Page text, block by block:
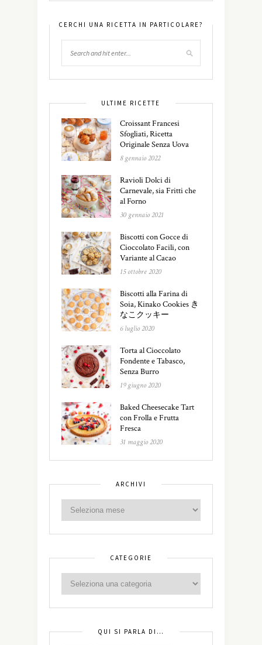
CERCHI UNA RICETTA IN PARTICOLARE?
ULTIME RICETTE
Croissant Francesi
Sfogliati, Ricetta
Originale Senza Uova
8 gennaio 2022
Ravioli Dolci di
Carnevale, sia Fritti che
al Forno
30 gennaio 2021
Biscotti con Gocce di
Cioccolato Facili, con
Variante al Cacao
15 ottobre 2020
Biscotti alla Farina di
Soia, Kinako Cookies き
なこクッキー
6 luglio 2020
Torta al Cioccolato
Fondente e Tabasco,
Senza Burro
19 giugno 2020
Baked Cheesecake Tart
con Frolla e Frutta
Fresca
31 maggio 2020
ARCHIVI
CATEGORIE
QUI SI PARLA DI…